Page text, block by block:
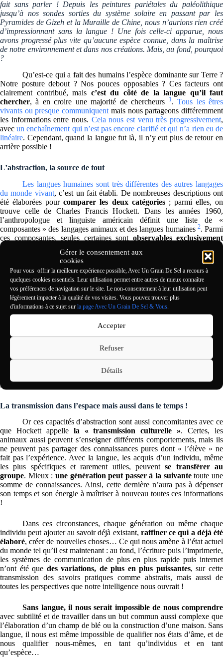
Gérer le consentement aux
cookies
Pour vous offrir la meilleure expérience possible, Avec Un Grain De Sel a recours à
quelques cookies essentiels. Leur utilisation permet entre autres de mieux connaître
vos préférences de navigation sur le site. Le non-consentement à leur utilisation peut
légèrement impacter à la qualité de vos visites. Vous pouvez trouver plus
d'informations à ce sujet sur la page Avec Un Grain De Sel & Vous
Accepter
Refuser
Détails
fait sans parler ! Depuis les peintures pariétales du paléolithique
jusqu’à nos sondes sorties du système solaire en passant par les
Pyramides de Gizeh et la Muraille de Chine, nous n’aurions rien créé
d’impressionnant sans la langue ! Une fois celle-ci apparue, nous
avons progressé plus vite qu’aucune espèce connue, dans la maîtrise
de notre environnement et dans nos créations. Mais, au fond, pourquoi
?
Qu’est-ce qui a fait des humains l’espèce dominante sur Terre ?
Notre posture debout ? Nos pouces opposables ? Ces facteurs ont
clairement contribué, mais c’est du côté de la langue qu’il faut
chercher, à en croire une majorité de chercheurs 1 .Tous les êtres
vivants ou presque communiquent mais nous partageons différemment
les informations entre nous. Cela nous est venu très progressivement,
avecun enchaînement qui n’est pas encore clarifié et qui n’a rien eu de
linéaire. Cependant, quand la langue fut là, il n’y eut plus de retour en
arrière possible !
L’abstraction, la source de tout
Les langues humaines sont très différentes des autres langages
du monde vivant, c’est un fait établi. De nombreuses descriptions ont
été élaborées pourcomparer les deux catégories; parmi elles, on
trouve celle de Charles Francis Hockett. Dans les années 1960,
l’anthropologue et linguiste américain définit une liste de «
composantes » des langages animaux et des langues humaines 2. Parmi
ces composantes, seules certaines sont observables exclusivement
dans les langues humaines
. Outre leur capacité à combiner les sons
(ou lettres) pour former des mots, puis à combiner les mots (à travers la
syntaxe) pour former des phrases, Hockett définit les langues humaines
par ce qu’il appellele « déplacement ».
Le « déplacement » de Hockett est en fait la capacité à
de ce qui n’est pas là. Dans toute langue humaine, on peut d’une
façon ou d’une autre exprimer quelque chose qui n’est pas devant soi
et le rendre compréhensible à la personne à qui on parle et qui ne peut
voir la chose en question directement. Cela permet de
états d’âmeavec subtilité, mais aussi derapporter des éléments qui
ou ont pu se produire (comme pour raconter une
histoire). Cela autorise aussi à parler de ce qui va peut-être se produire
dans un avenir plus ou moins proche… Bref, avec la langue,
cooptation de facultés cognitives déjà impressionnantes et propres aux
humains, on peutimaginer, se projeter et se souvenir…
La transmission dans l’espace mais aussi dans le temps !
Or ces capacités d’abstraction sont aussi concomitantes avec ce
que Hockett appelle la « transmission culturelle ». Certes, les
animaux aussi peuvent s’enseigner différents comportements, mais ils
ne peuvent pas partager des connaissances pures dont « l’élève » ne
fait pas l’expérience. Avec la langue, les acquis d’un individu, même
les plus spécifiques et rarement utiles, peuventse transférer au
groupe. Mieux : une génération peut passer à la suivantetoute une
somme de connaissances. Ainsi, cette dernière n’aura pas à dépenser
son temps et son énergie à maîtriser à nouveau toutes ces informations
!
Dans ces circonstances, chaque génération ou même chaque
individu peut ajouter au savoir déjà existant, raffiner ce qui a déjà été
élaboré, créer de nouvelles choses… Ce qui nous amène à l’état actuel
du monde tel qu’il est maintenant : au fond, l’écriture puis l’imprimerie,
les systèmes de communication de plus en plus rapide puis internet
n’ont été que des variations, de plus en plus puissantes, sur cette
transmission des savoirs pratiques comme abstraits, mais aussi de
toutes les perspectives que notre intelligence nous ouvrait !
Sans langue, il nous serait impossible de nous comprendre
avec subtilité et de travailler dans un but commun aussi complexe que
l’élaboration d’un champ de blé ou la construction d’une maison. Sans
langue, il nous est même impossible de qualifier nos états d’âme, et de
nous qualifier nous-mêmes, en tant qu’individus et en tant
qu’espèce…